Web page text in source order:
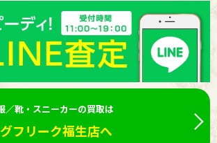
／靴・スニーカーの買取は
フリーク福生店へ